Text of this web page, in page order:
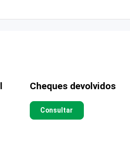
Cheques devolvidos
Consultar